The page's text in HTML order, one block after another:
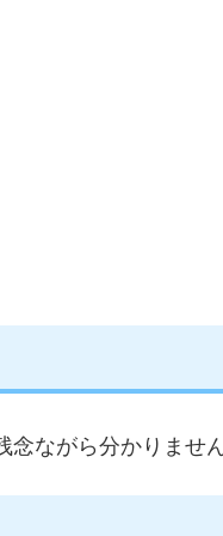
念ながら分かりませ